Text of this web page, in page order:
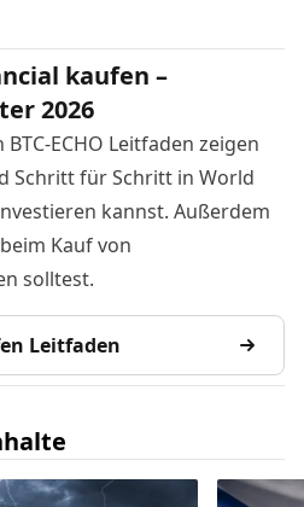
kaufen –
2026
ECHO Leitfaden zeigen
Schritt für Schritt in World
kannst. Außerdem
Kauf von
solltest.
Leitfaden